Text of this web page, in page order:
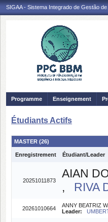
SIGAA - Sistema Integrado de Gestão
Programme Enseignement
Étudiants Actifs
MASTER (26)
Enregistrement Étudiant/Leader
20251011873
AIAN
, RIVA
20261010664
ANNY BEATRIZ
Leader: